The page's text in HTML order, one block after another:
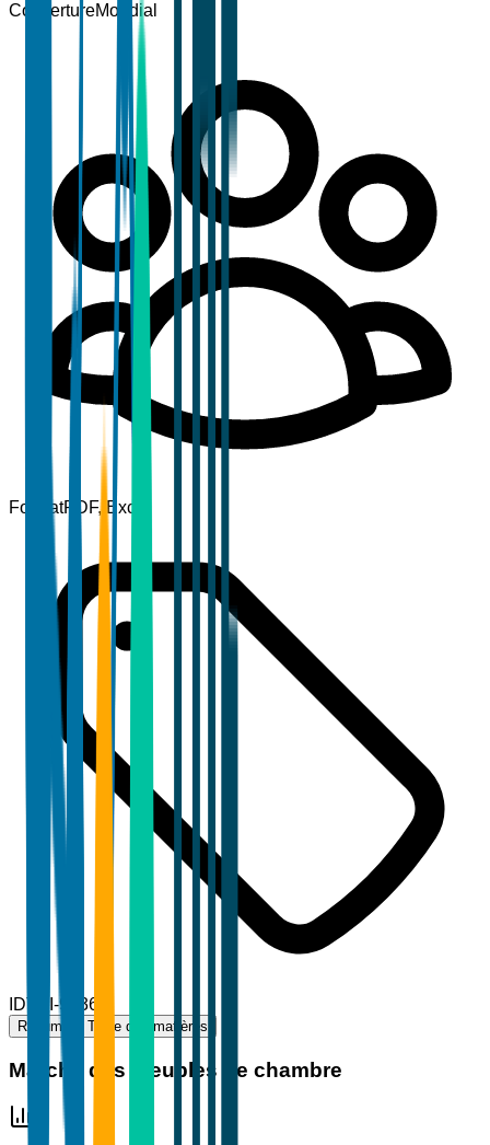
CouvertureMondial
FormatPDF, Excel
IDTBI-90362
Résumé Table des matières
Marché des meubles de chambre